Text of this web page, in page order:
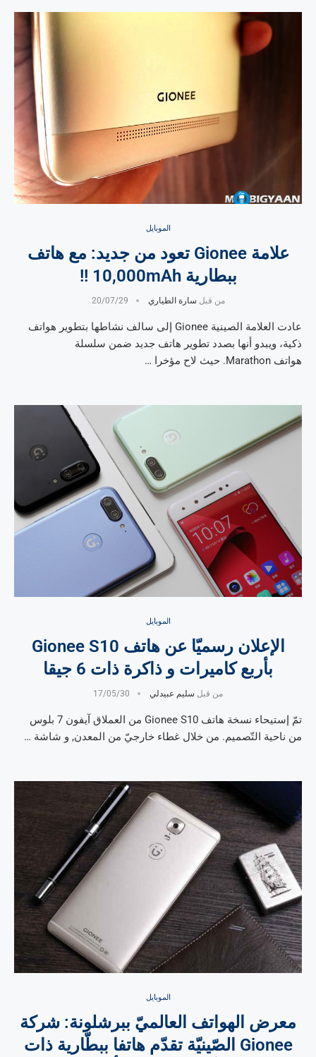
الموبايل
علامة Gionee تعود من جديد: مع هاتف
ببطارية 10,000mAh !!
من قبل سارة الطياري 20/07/29
عادت العلامة الصينية Gionee إلى سالف نشاطها بتطوير هواتف
ذكية، ويبدو أنها بصدد تطوير هاتف جديد ضمن سلسلة
هواتف Marathon. حيث لاح مؤخرا …
الموبايل
الإعلان رسميّا عن هاتف Gionee S10
بأربع كاميرات و ذاكرة ذات 6 جيقا
من قبل سليم عبيدلي 17/05/30
تمّ إستيحاء نسخة هاتف Gionee S10 من العملاق آيفون 7 بلوس
من ناحية التّصميم. من خلال غطاء خارجيّ من المعدن, و شاشة …
الموبايل
معرض الهواتف العالميّ ببرشلونة: شركة
Gionee الصّينيّة تقدّم هاتفا ببطّارية ذات